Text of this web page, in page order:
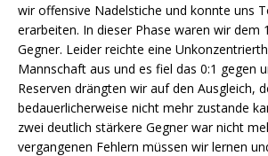
wir offensive Nadelstiche und konnte uns
erarbeiten. In dieser Phase waren wir dem
Gegner. Leider reichte eine
Mannschaft aus und es fiel das 0:1 gegen
Reserven drängten wir auf den Ausgleich,
bedauerlicherweise nicht mehr zustande
zwei deutlich stärkere Gegner war nicht
vergangenen Fehlern müssen wir lernen